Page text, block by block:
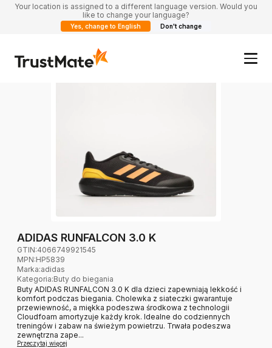
Your location is assigned to a different language version. Would you
like to change your language?
Yes, change to English Don't change
ADIDAS RUNFALCON 3.0 K
GTIN:4066749921545
MPN:HP5839
Marka:adidas
Kategoria:Buty do biegania
Buty ADIDAS RUNFALCON 3.0 K dla dzieci zapewniają lekkość i
komfort podczas biegania. Cholewka z siateczki gwarantuje
przewiewność, a miękka podeszwa środkowa z technologii
Cloudfoam amortyzuje każdy krok. Idealne do codziennych
treningów i zabaw na świeżym powietrzu. Trwała podeszwa
zewnętrzna zape...
Przeczytaj więcej